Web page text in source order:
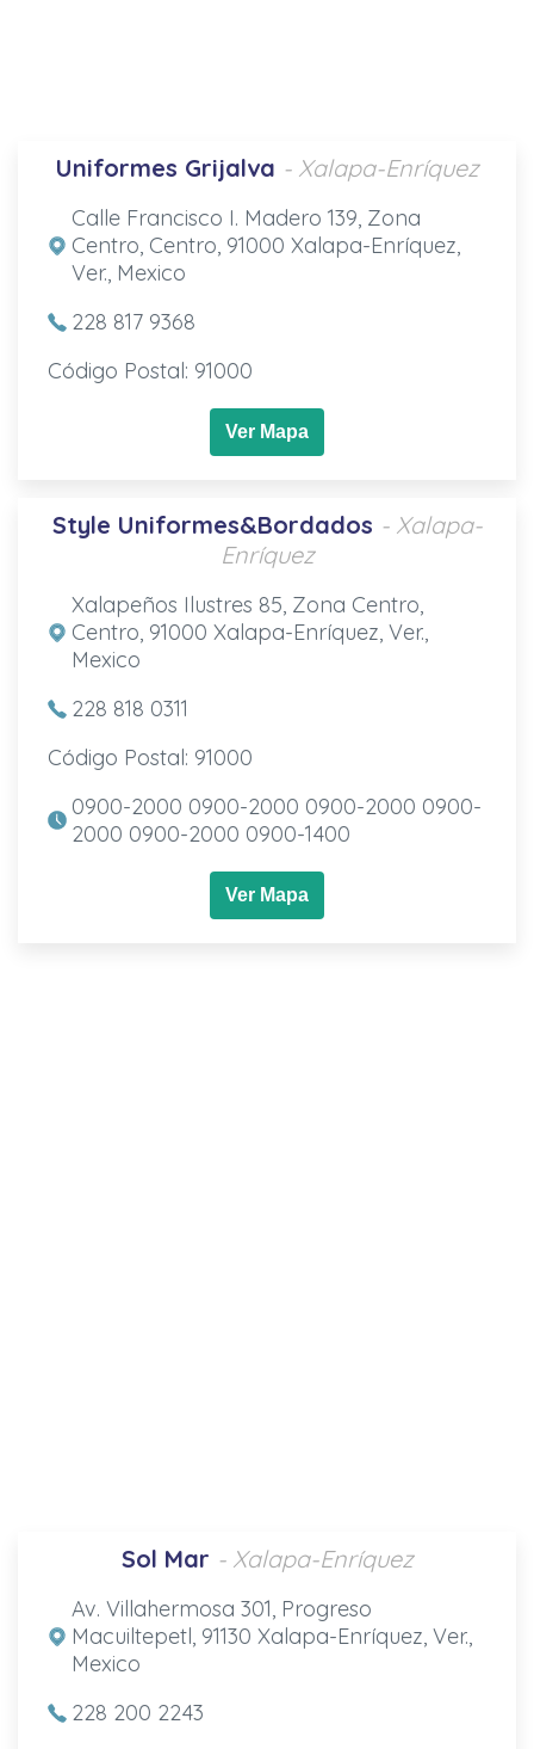
Uniformes Grijalva - Xalapa-Enríquez
Calle Francisco I. Madero 139, Zona
Centro, Centro, 91000 Xalapa-Enríquez,
Ver., Mexico
228 817 9368
Código Postal: 91000
Ver Mapa
Style Uniformes&Bordados - Xalapa-
Enríquez
Xalapeños Ilustres 85, Zona Centro,
Centro, 91000 Xalapa-Enríquez, Ver.,
Mexico
228 818 0311
Código Postal: 91000
0900-2000 0900-2000 0900-2000 0900-
2000 0900-2000 0900-1400
Ver Mapa
Sol Mar - Xalapa-Enríquez
Av. Villahermosa 301, Progreso
Macuiltepetl, 91130 Xalapa-Enríquez, Ver.,
Mexico
228 200 2243